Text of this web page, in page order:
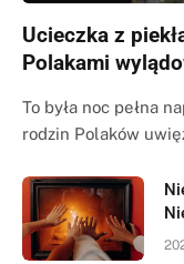
Ucieczka z
Polakami
To była noc pełna
rodzin Polaków